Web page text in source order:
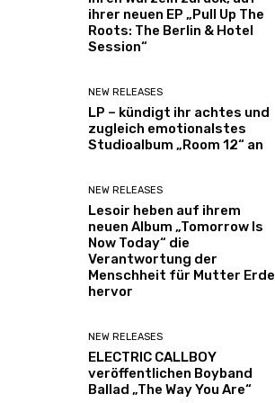
ihrer neuen EP „Pull Up The
Roots: The Berlin & Hotel
Session“
NEW RELEASES
LP – kündigt ihr achtes und
zugleich emotionalstes
Studioalbum „Room 12“ an
NEW RELEASES
Lesoir heben auf ihrem
neuen Album „Tomorrow Is
Now Today“ die
Verantwortung der
Menschheit für Mutter Erde
hervor
NEW RELEASES
ELECTRIC CALLBOY
veröffentlichen Boyband
Ballad „The Way You Are“